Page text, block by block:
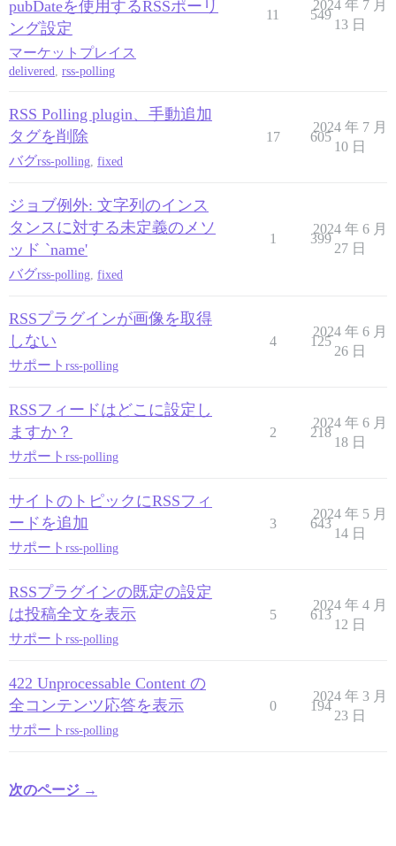
pubDateを使用するRSSポーリ
ング設定
マーケットプレイス
delivered, rss-polling
11 549
2024 年 7 月
13 日
RSS Polling plugin、手動追加
タグを削除
バグrss-polling fixed
17 605
2024 年 7 月
10 日
ジョブ例外: 文字列のインス
タンスに対する未定義のメソ
ッド `name'
バグrss-polling fixed
1 399
2024 年 6 月
27 日
RSSプラグインが画像を取得
しない
サポート rss-polling
4 125
2024 年 6 月
26 日
RSSフィードはどこに設定し
ますか？
サポート rss-polling
2 218
2024 年 6 月
18 日
サイトのトピックにRSSフィ
ードを追加
サポート rss-polling
3 643
2024 年 5 月
14 日
RSSプラグインの既定の設定
は投稿全文を表示
サポート rss-polling
5 613
2024 年 4 月
12 日
422 Unprocessable Content の
全コンテンツ応答を表示
サポート rss-polling
0 194
2024 年 3 月
23 日
次のページ →